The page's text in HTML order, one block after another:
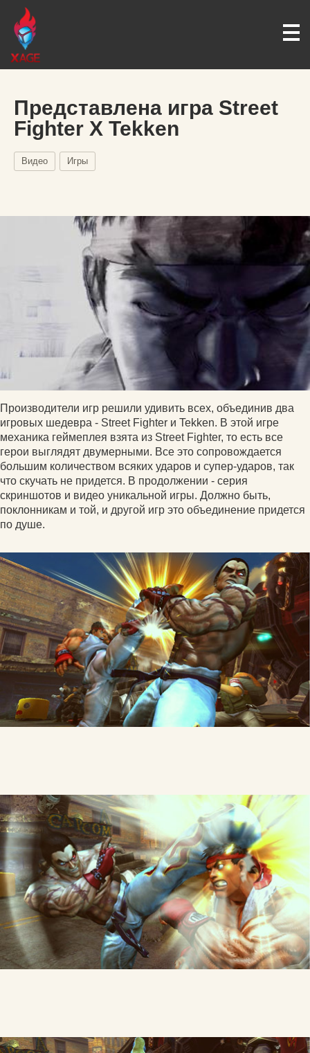
Представлена игра Street
Fighter X Tekken
Видео Игры
Производители игр решили удивить всех, объединив два
игровых шедевра - Street Fighter и Tekken. В этой игре
механика геймеплея взята из Street Fighter, то есть все
герои выглядят двумерными. Все это сопровождается
большим количеством всяких ударов и супер-ударов, так
что скучать не придется. В продолжении - серия
скриншотов и видео уникальной игры. Должно быть,
поклонникам и той, и другой игр это объединение придется
по душе.